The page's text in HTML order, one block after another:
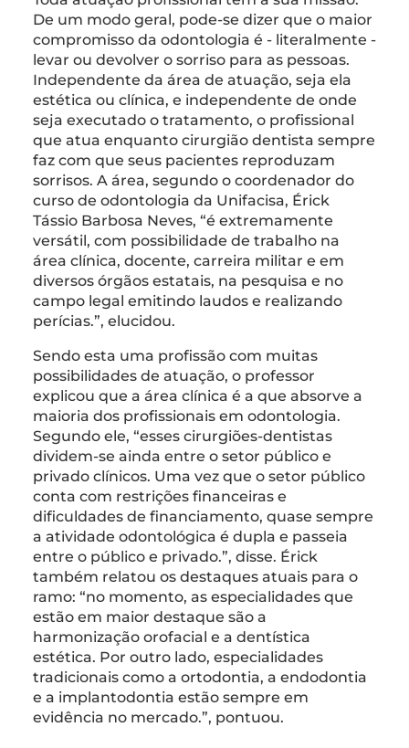
De um modo geral, pode-se dizer que o maior
compromisso da odontologia é - literalmente -
levar ou devolver o sorriso para as pessoas.
Independente da área de atuação, seja ela
estética ou clínica, e independente de onde
seja executado o tratamento, o profissional
que atua enquanto cirurgião dentista sempre
faz com que seus pacientes reproduzam
sorrisos. A área, segundo o coordenador do
curso de odontologia da Unifacisa, Érick
Tássio Barbosa Neves, “é extremamente
versátil, com possibilidade de trabalho na
área clínica, docente, carreira militar e em
diversos órgãos estatais, na pesquisa e no
campo legal emitindo laudos e realizando
perícias.”, elucidou.
Sendo esta uma profissão com muitas
possibilidades de atuação, o professor
explicou que a área clínica é a que absorve a
maioria dos profissionais em odontologia.
Segundo ele, “esses cirurgiões-dentistas
dividem-se ainda entre o setor público e
privado clínicos. Uma vez que o setor público
conta com restrições financeiras e
dificuldades de financiamento, quase sempre
a atividade odontológica é dupla e passeia
entre o público e privado.”, disse. Érick
também relatou os destaques atuais para o
ramo: “no momento, as especialidades que
estão em maior destaque são a
harmonização orofacial e a dentística
estética. Por outro lado, especialidades
tradicionais como a ortodontia, a endodontia
e a implantodontia estão sempre em
evidência no mercado.”, pontuou.